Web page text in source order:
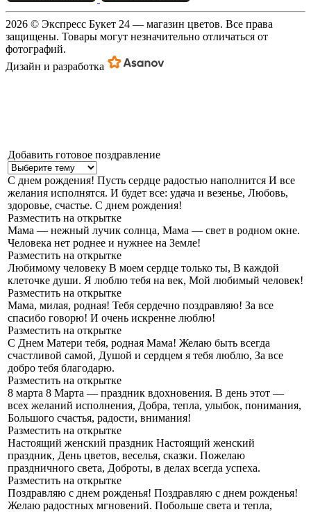
2026 © Экспресс Букет 24 — магазин цветов. Все права
защищены. Товары могут незначительно отличаться от
фотографий.
Дизайн и разработка
Добавить готовое поздравление
С днем рождения! Пусть сердце радостью наполнится И все
желания исполнятся. И будет все: удача и везенье, Любовь,
здоровье, счастье. С днем рождения!
Разместить на открытке
Мама — нежный лучик солнца, Мама — свет в родном окне.
Человека нет роднее и нужнее на Земле!
Разместить на открытке
Любимому человеку В моем сердце только ты, В каждой
клеточке души. Я люблю тебя на век, Мой любимый человек!
Разместить на открытке
Мама, милая, родная! Тебя сердечно поздравляю! За все
спасибо говорю! И очень искренне люблю!
Разместить на открытке
С Днем Матери тебя, родная Мама! Желаю быть всегда
счастливой самой, Душой и сердцем я тебя люблю, За все
добро тебя благодарю.
Разместить на открытке
8 марта 8 Марта — праздник вдохновения. В день этот —
всех желаний исполнения, Добра, тепла, улыбок, понимания,
Большого счастья, радости, внимания!
Разместить на открытке
Настоящий женский праздник Настоящий женский
праздник, День цветов, веселья, сказки. Пожелаю
праздничного света, Доброты, в делах всегда успеха.
Разместить на открытке
Поздравляю с днем рожденья! Поздравляю с днем рожденья!
Желаю радостных мгновений. Побольше света и тепла,